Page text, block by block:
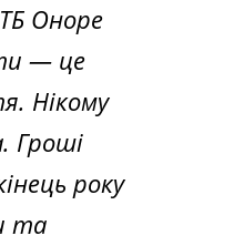
Оноре
— це
Нікому
Гроші
року
та